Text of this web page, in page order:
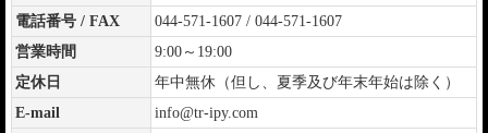
電話番号 / FAX
044-571-1607 / 044-571-1607
営業時間
9:00～19:00
定休日
年中無休（但し、夏季及び年末年始は除く）
E-mail
info@tr-ipy.com